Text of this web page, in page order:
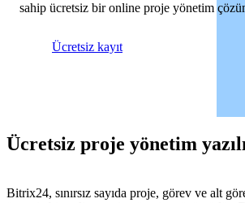
sahip ücretsiz bir online proje yönetim
Ücretsiz kayıt
Ücretsiz proje yönetim
Bitrix24, sınırsız sayıda proje, görev ve alt